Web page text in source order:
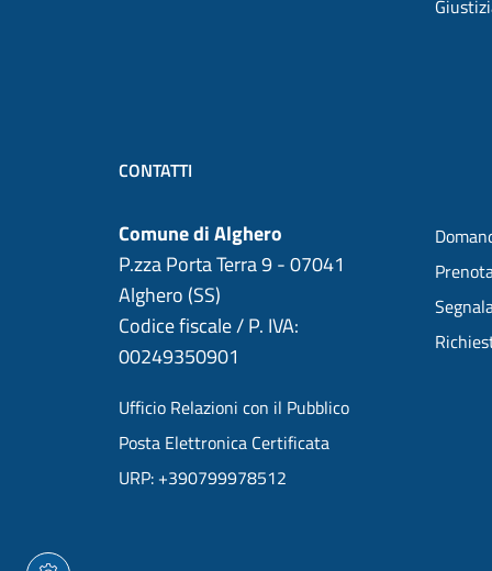
CONTATTI
Comune di Alghero
P.zza Porta Terra 9 - 07041
Alghero (SS)
Codice fiscale / P. IVA:
00249350901
Ufficio Relazioni con il Pubblico
Posta Elettronica Certificata
URP: +390799978512